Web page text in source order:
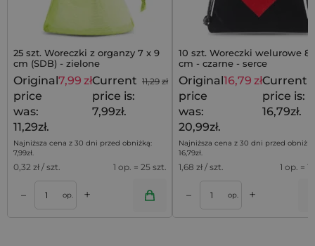
25 szt. Woreczki z organzy 7 x 9
cm (SDB) - zielone
11,29 zł
Original
price
was:
11,29zł.
7,99 złCurrent
price is:
7,99zł.
Najniższa cena z 30 dni przed obniżką:
7,99zł.
0,32 zł / szt. 1 op. = 25 szt.
– op. +
10 szt. Woreczki welurowe 8
cm - czarne - serce
Original
price
was:
20,99zł.
16,79 złCurrent
price is:
16,79zł.
Najniższa cena z 30 dni przed
16,79zł.
1,68 zł / szt. 1 op. =
– op. +
Dodaj do koszyka